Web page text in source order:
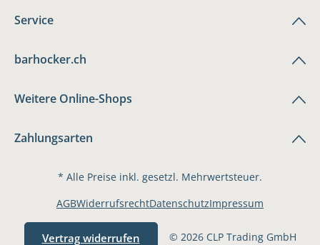
Service
barhocker.ch
Weitere Online-Shops
Zahlungsarten
* Alle Preise inkl. gesetzl. Mehrwertsteuer.
Vertrag widerrufen © 2026 CLP Trading GmbH
AGBWiderrufsrechtDatenschutzImpressum